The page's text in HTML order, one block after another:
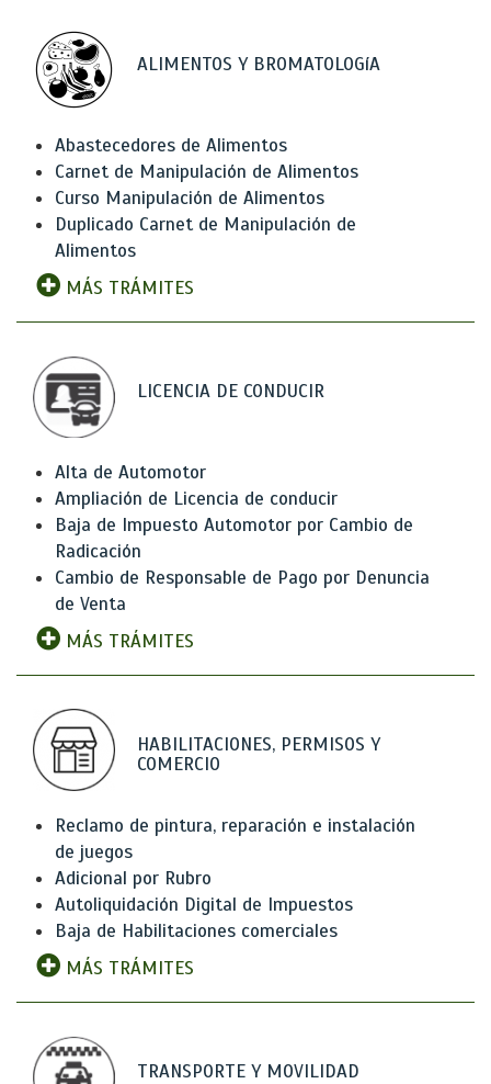
ALIMENTOS Y BROMATOLOGíA
Abastecedores de Alimentos
Carnet de Manipulación de Alimentos
Curso Manipulación de Alimentos
Duplicado Carnet de Manipulación de
Alimentos
MÁS TRÁMITES
LICENCIA DE CONDUCIR
Alta de Automotor
Ampliación de Licencia de conducir
Baja de Impuesto Automotor por Cambio de
Radicación
Cambio de Responsable de Pago por Denuncia
de Venta
MÁS TRÁMITES
HABILITACIONES, PERMISOS Y
COMERCIO
Reclamo de pintura, reparación e instalación
de juegos
Adicional por Rubro
Autoliquidación Digital de Impuestos
Baja de Habilitaciones comerciales
MÁS TRÁMITES
TRANSPORTE Y MOVILIDAD